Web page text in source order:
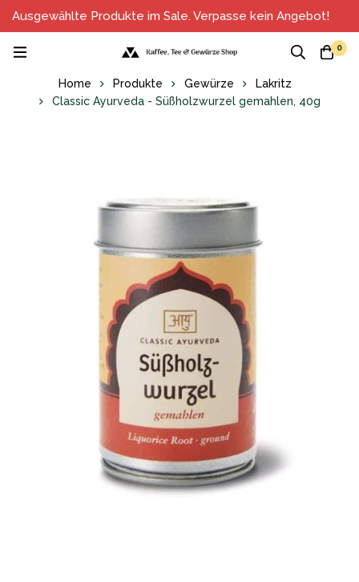
Ausgewählte Produkte im Sale. Verpasse kein Angebot!
0
Home Produkte Gewürze
Lakritz
Classic Ayurveda - Süßholzwurzel gemahlen, 40g